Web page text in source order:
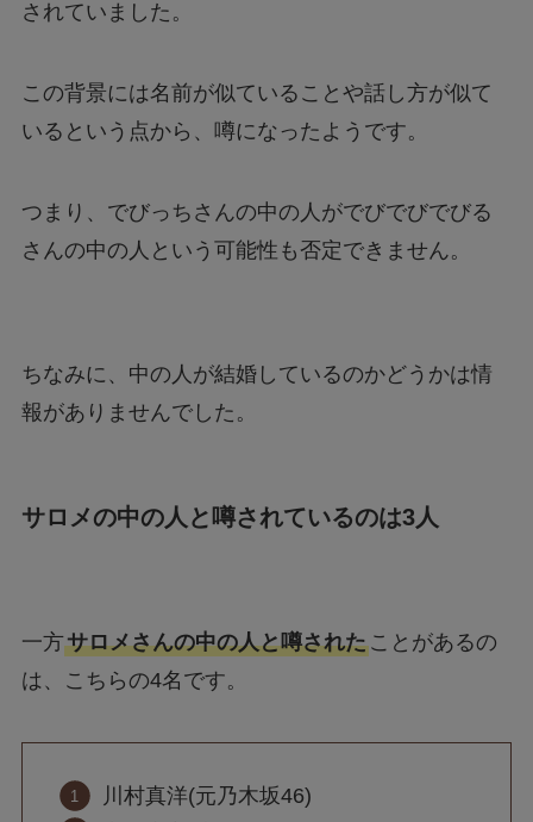
されていました。
この背景には名前が似ていることや話し方が似て
いるという点から、噂になったようです。
つまり、でびっちさんの中の人がでびでびでびる
さんの中の人という可能性も否定できません。
ちなみに、中の人が結婚しているのかどうかは情
報がありませんでした。
サロメの中の人と噂されているのは3人
一方サロメさんの中の人と噂されたことがあるの
は、こちらの4名です。
川村真洋(元乃木坂46)